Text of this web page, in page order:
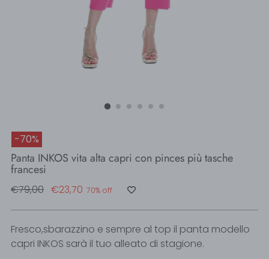
-70%
Panta INKOS vita alta capri con pinces più tasche
francesi
Regular
€79,00 €23,70 70% off
Fresco,sbarazzino e sempre al top il panta modello
capri INKOS sarà il tuo alleato di stagione.